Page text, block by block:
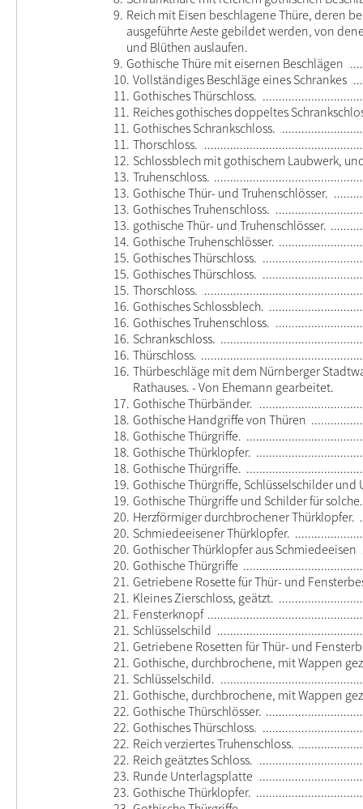
9. Reich mit Eisen beschlagene Thüre, deren
ausgeführte Aeste gebildet werden, von
und Blüthen auslaufen.
9. Gothische Thüre mit eisernen Beschlägen
10. Vollständiges Beschläge eines Schrankes
11. Gothisches Thürschloss.
11. Reiches gothisches doppeltes
11. Gothisches Schrankschloss.
11. Thorschloss.
12. Schlossblech mit gothischem Laubwerk,
13. Truhenschloss.
13. Gothische Thür- und Truhenschlösser.
13. Gothisches Truhenschloss.
13. gothische Thür- und Truhenschlösser.
14. Gothische Truhenschlösser.
15. Gothisches Thürschloss.
15. Gothisches Thürschloss.
15. Thorschloss.
16. Gothisches Schlossblech.
16. Gothisches Truhenschloss.
16. Schrankschloss.
16. Thürschloss.
16. Thürbeschläge mit dem Nürnberger
Rathauses. - Von Ehemann gearbeitet.
17. Gothische Thürbänder.
18. Gothische Handgriffe von Thüren
18. Gothische Thürgriffe.
18. Gothische Thürklopfer.
18. Gothische Thürgriffe.
19. Gothische Thürgriffe, Schlüsselschilder
19. Gothische Thürgriffe und Schilder für solche.
20. Herzförmiger durchbrochener Thürklopfer.
20. Schmiedeeisener Thürklopfer.
20. Gothischer Thürklopfer aus Schmiedeeisen
20. Gothische Thürgriffe
21. Getriebene Rosette für Thür- und
21. Kleines Zierschloss, geätzt.
21. Fensterknopf
21. Schlüsselschild
21. Getriebene Rosetten für Thür- und
21. Gothische, durchbrochene, mit Wappen
21. Schlüsselschild.
21. Gothische, durchbrochene, mit Wappen
22. Gothische Thürschlösser.
22. Gothisches Thürschloss.
22. Reich verziertes Truhenschloss.
22. Reich geätztes Schloss.
23. Runde Unterlagsplatte
23. Gothische Thürklopfer.